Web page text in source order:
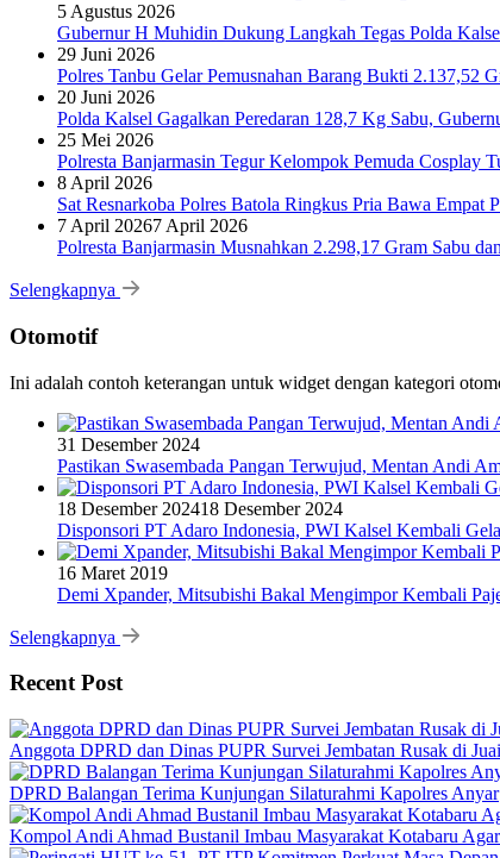
5 Agustus 2026
Gubernur H Muhidin Dukung Langkah Tegas Polda
29 Juni 2026
Polres Tanbu Gelar Pemusnahan Barang Bukti 2.137,52
20 Juni 2026
Polda Kalsel Gagalkan Peredaran 128,7 Kg Sabu,
25 Mei 2026
Polresta Banjarmasin Tegur Kelompok Pemuda Cosplay
8 April 2026
Sat Resnarkoba Polres Batola Ringkus Pria Bawa Empat
7 April 20267 April 2026
Polresta Banjarmasin Musnahkan 2.298,17 Gram Sabu
Selengkapnya
Otomotif
Ini adalah contoh keterangan untuk widget dengan kategori
31 Desember 2024
Pastikan Swasembada Pangan Terwujud, Mentan Andi
18 Desember 202418 Desember 2024
Disponsori PT Adaro Indonesia, PWI Kalsel Kembali
16 Maret 2019
Demi Xpander, Mitsubishi Bakal Mengimpor Kembali
Selengkapnya
Recent Post
Anggota DPRD dan Dinas PUPR Survei Jembatan Rusak di Juai
DPRD Balangan Terima Kunjungan Silaturahmi Kapolres Anyar
Kompol Andi Ahmad Bustanil Imbau Masyarakat Kotabaru